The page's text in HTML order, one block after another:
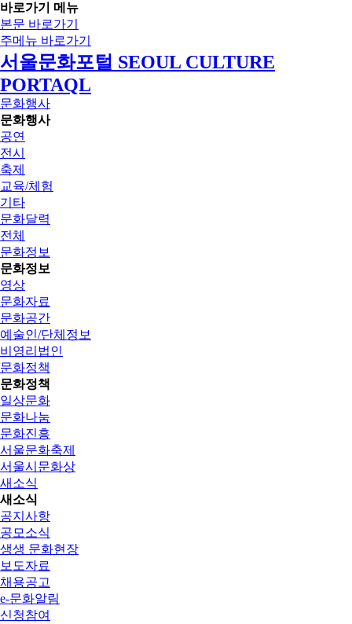
바로가기 메뉴
본문 바로가기
주메뉴 바로가기
서울문화포털 SEOUL CULTURE
PORTAQL
문화행사
문화행사
공연
전시
축제
교육/체험
기타
문화달력
전체
문화정보
문화정보
영상
문화자료
문화공간
예술인/단체정보
비영리법인
문화정책
문화정책
일상문화
문화나눔
문화진흥
서울문화축제
서울시문화상
새소식
새소식
공지사항
공모소식
생생 문화현장
보도자료
채용공고
e-문화알림
신청참여